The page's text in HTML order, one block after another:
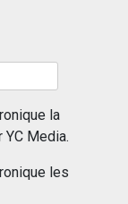
la
Media.
les